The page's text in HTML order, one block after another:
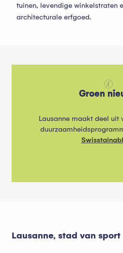
tuinen, levendige winkelstraten
architecturale erfgoed.
Groen
Lausanne maakt deel uit
Lausanne, stad van sport